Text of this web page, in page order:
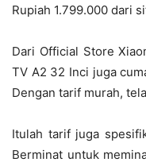
Rupiah 1.799.000 dari
Dari Official Store
TV A2 32 Inci juga
Dengan tarif murah,
Itulah tarif juga
Berminat untuk